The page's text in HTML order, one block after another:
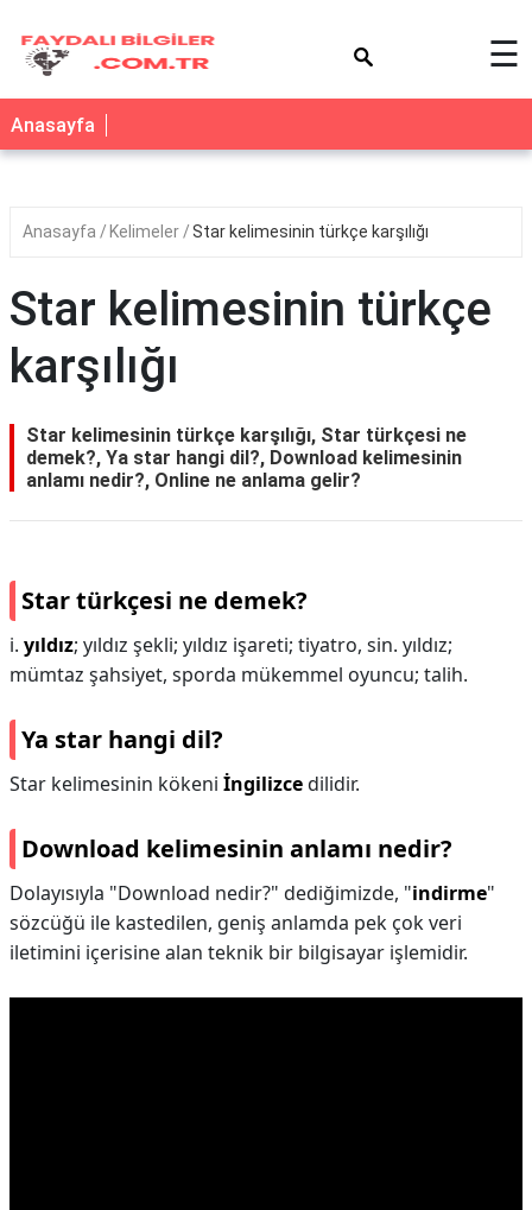
☰
Anasayfa
Anasayfa Kelimeler Star kelimesinin türkçe karşılığı
Star kelimesinin türkçe
karşılığı
Star kelimesinin türkçe karşılığı, Star türkçesi ne
demek?, Ya star hangi dil?, Download kelimesinin
anlamı nedir?, Online ne anlama gelir?
Star türkçesi ne demek?
i. yıldız; yıldız şekli; yıldız işareti; tiyatro, sin. yıldız;
mümtaz şahsiyet, sporda mükemmel oyuncu; talih.
Ya star hangi dil?
Star kelimesinin kökeni İngilizcedilidir.
Download kelimesinin anlamı nedir?
Dolayısıyla "Download nedir?" dediğimizde, "indirme"
sözcüğü ile kastedilen, geniş anlamda pek çok veri
iletimini içerisine alan teknik bir bilgisayar işlemidir.